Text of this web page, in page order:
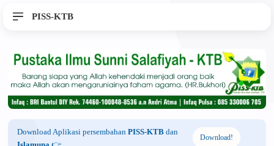
PISS-KTB
Download Aplikasi persembahan PISS-KTB dan
Download!